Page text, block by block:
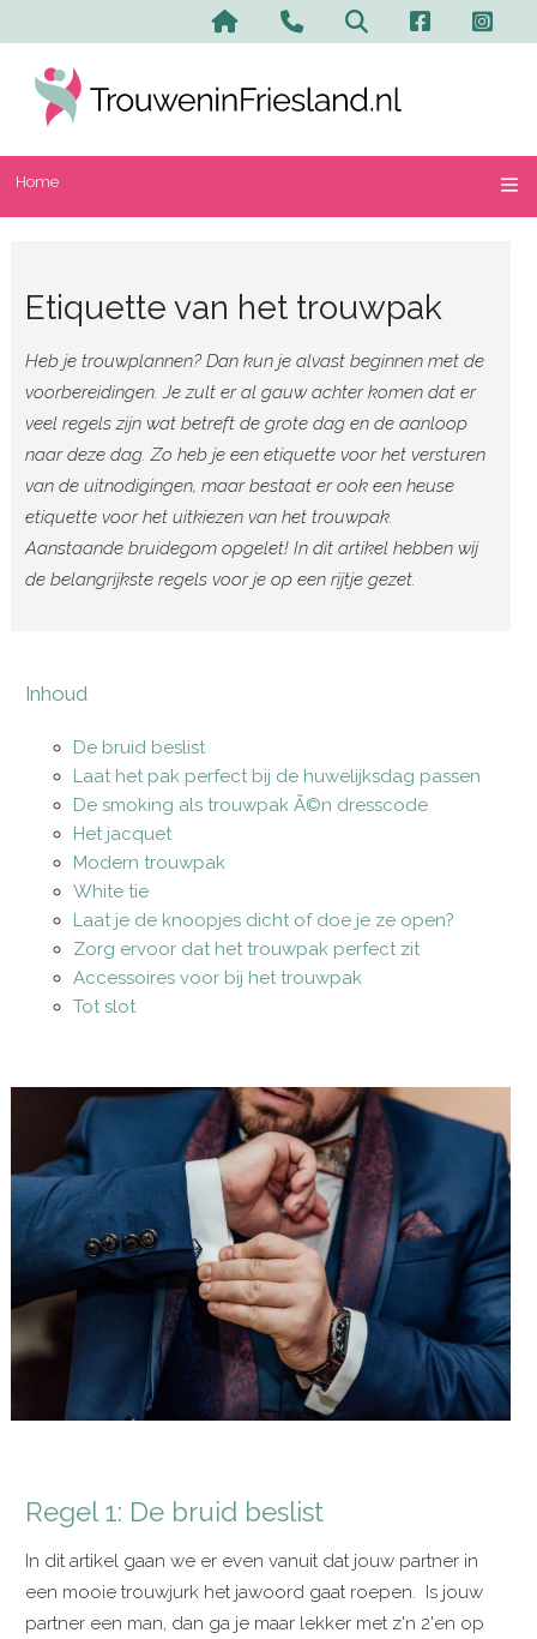
Home Contact en
Zoeken
Home
Etiquette van het trouwpak
Heb je trouwplannen? Dan kun je alvast beginnen met de
voorbereidingen. Je zult er al gauw achter komen dat er
veel regels zijn wat betreft de grote dag en de aanloop
naar deze dag. Zo heb je een etiquette voor het versturen
van de uitnodigingen, maar bestaat er ook een heuse
etiquette voor het uitkiezen van het trouwpak.
Aanstaande bruidegom opgelet! In dit artikel hebben wij
de belangrijkste regels voor je op een rijtje gezet.
Inhoud
De bruid beslist
Laat het pak perfect bij de huwelijksdag passen
De smoking als trouwpak Ã©n dresscode
Het jacquet
Modern trouwpak
White tie
Laat je de knoopjes dicht of doe je ze open?
Zorg ervoor dat het trouwpak perfect zit
Accessoires voor bij het trouwpak
Tot slot
Regel 1: De bruid beslist
In dit artikel gaan we er even vanuit dat jouw partner in
een mooie trouwjurk het jawoord gaat roepen. Is jouw
partner een man, dan ga je maar lekker met z'n 2'en op